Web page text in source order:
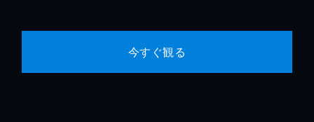
今すぐ観る